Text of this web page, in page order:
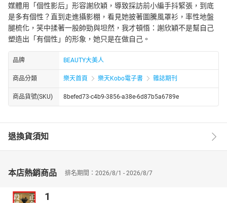
媒體用「個性影后」形容謝欣穎，導致採訪前小編手抖緊張，到底
是多有個性？直到走進攝影棚，看見她披著圖騰風罩衫，率性地盤
腿梳化，笑中揉著一股帥勁與坦然，我才頓悟：謝欣穎不是幫自己
塑造出「有個性」的形象，她只是在做自己。
品牌 BEAUTY大美人
商品分類 樂天首頁 樂天Kobo電子書 雜誌期刊
商品貨號(SKU) 8befed73-c4b9-3856-a38e-6d87b5a6789e
退換貨須知
本店熱銷商品 排名期間：2026/8/1 - 2026/8/7
1